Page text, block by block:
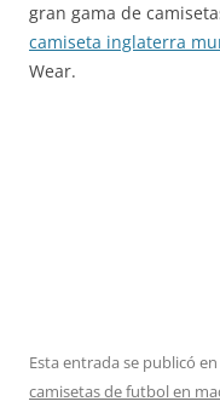
gran gama de
camiseta inglaterra
Wear.
Esta entrada se publicó en
camisetas de futbol en